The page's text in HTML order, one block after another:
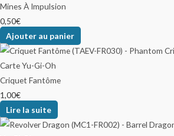
Mines À Impulsion
0,50€
Ajouter au panier
Criquet Fantôme
1,00€
Lire la suite